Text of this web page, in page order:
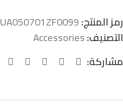
رمز المنتج:UA050701ZF0099
التصنيف:Accessories
مشاركة: